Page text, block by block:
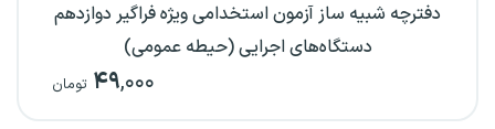
دفترچه شبیه ساز آزمون استخدامی ویژه فراگیر دوازدهم
دستگاه‌های اجرایی (حیطه عمومی)
۴۹,۰۰۰ تومان